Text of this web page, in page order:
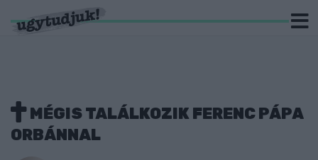
MÉGIS TALÁLKOZIK FERENC PÁPA
ORBÁNNAL